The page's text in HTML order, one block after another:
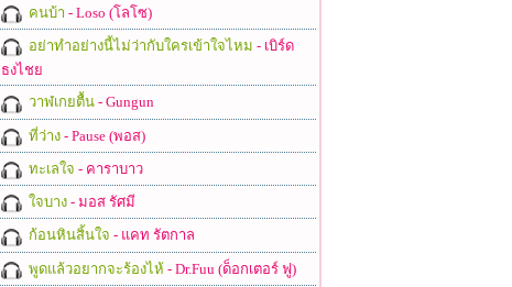
คนบ้า - Loso (โลโซ)
อย่าทำอย่างนี้ไม่ว่ากับใครเข้าใจไหม - เบิร์ด
ธงไชย
วาฬเกยตื้น- Gungun
ที่ว่าง- Pause (พอส)
ทะเลใจ - คาราบาว
ใจบาง- มอส รัศมี
ก้อนหินสิ้นใจ - แคท รัตกาล
พูดแล้วอยากจะร้องไห้- Dr.Fuu (ด็อกเตอร์ ฟู)